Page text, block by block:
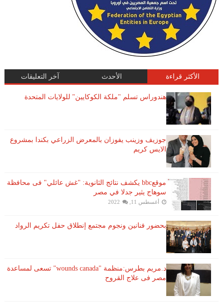
الأكثر قراءة الأحدث آخر التعليقات
هندوراس تسلم "ملكة الكوكايين" للولايات المتحدة
جوزيف وزينب يفوزان بالمعرض الزراعي بكندا بمشروع
الايس كريم
موقعbbc يكشف نتائج الثانوية: "غش عائلي" فى محافظة
سوهاج يثير جدلا في مصر
أغسطس 11, 2022
بحضور فنانين ونجوم مجتمع إنطلاق حفل تكريم الرواد
د.مريم بطرس:منظمة "wounds canada" تسعى لمساعدة
مصر فى علاج القروح